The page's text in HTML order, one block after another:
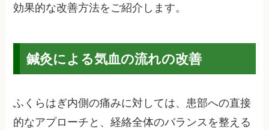
効果的な改善方法をご紹介します。
鍼灸による気血の流れの改善
ふくらはぎ内側の痛みに対しては、患部への直接
的なアプローチと、経絡全体のバランスを整える